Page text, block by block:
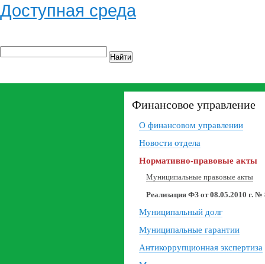
Доступная среда
Найти
Финансовое управление
О финансовом управлении
Новости отдела
Нормативно-правовые акты
Муниципальные правовые акты
Реализация ФЗ от 08.05.2010 г.
Муниципальный долг
Муниципальные гарантии
Антикоррупционная экспертиза